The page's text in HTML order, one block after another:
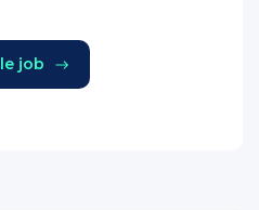
job